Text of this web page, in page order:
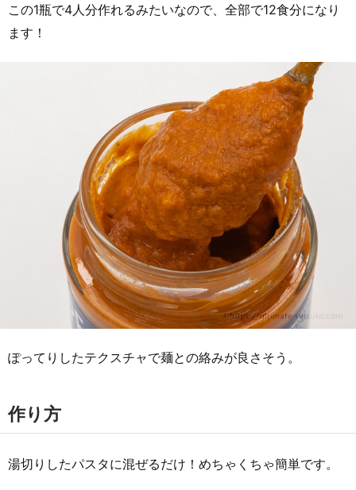
この1瓶で4人分作れるみたいなので、全部で12食分になり
ます！
ぽってりしたテクスチャで麺との絡みが良さそう。
作り方
湯切りしたパスタに混ぜるだけ！めちゃくちゃ簡単です。